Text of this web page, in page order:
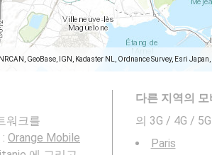
GeoBase, IGN, Kadaster NL, Ordnance Survey, Esri
워크를
Orange Mobile
다른 지역의
의 3G / 4G /
Paris